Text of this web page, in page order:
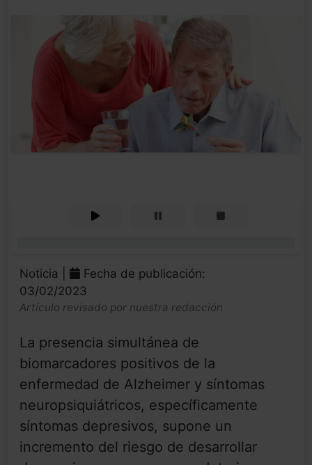
Noticia |
Fecha de publicación:
03/02/2023
Artículo revisado por nuestra redacción
La presencia simultánea de
biomarcadores positivos de la
enfermedad de Alzheimer y síntomas
neuropsiquiátricos, específicamente
síntomas depresivos, supone un
incremento del riesgo de desarrollar